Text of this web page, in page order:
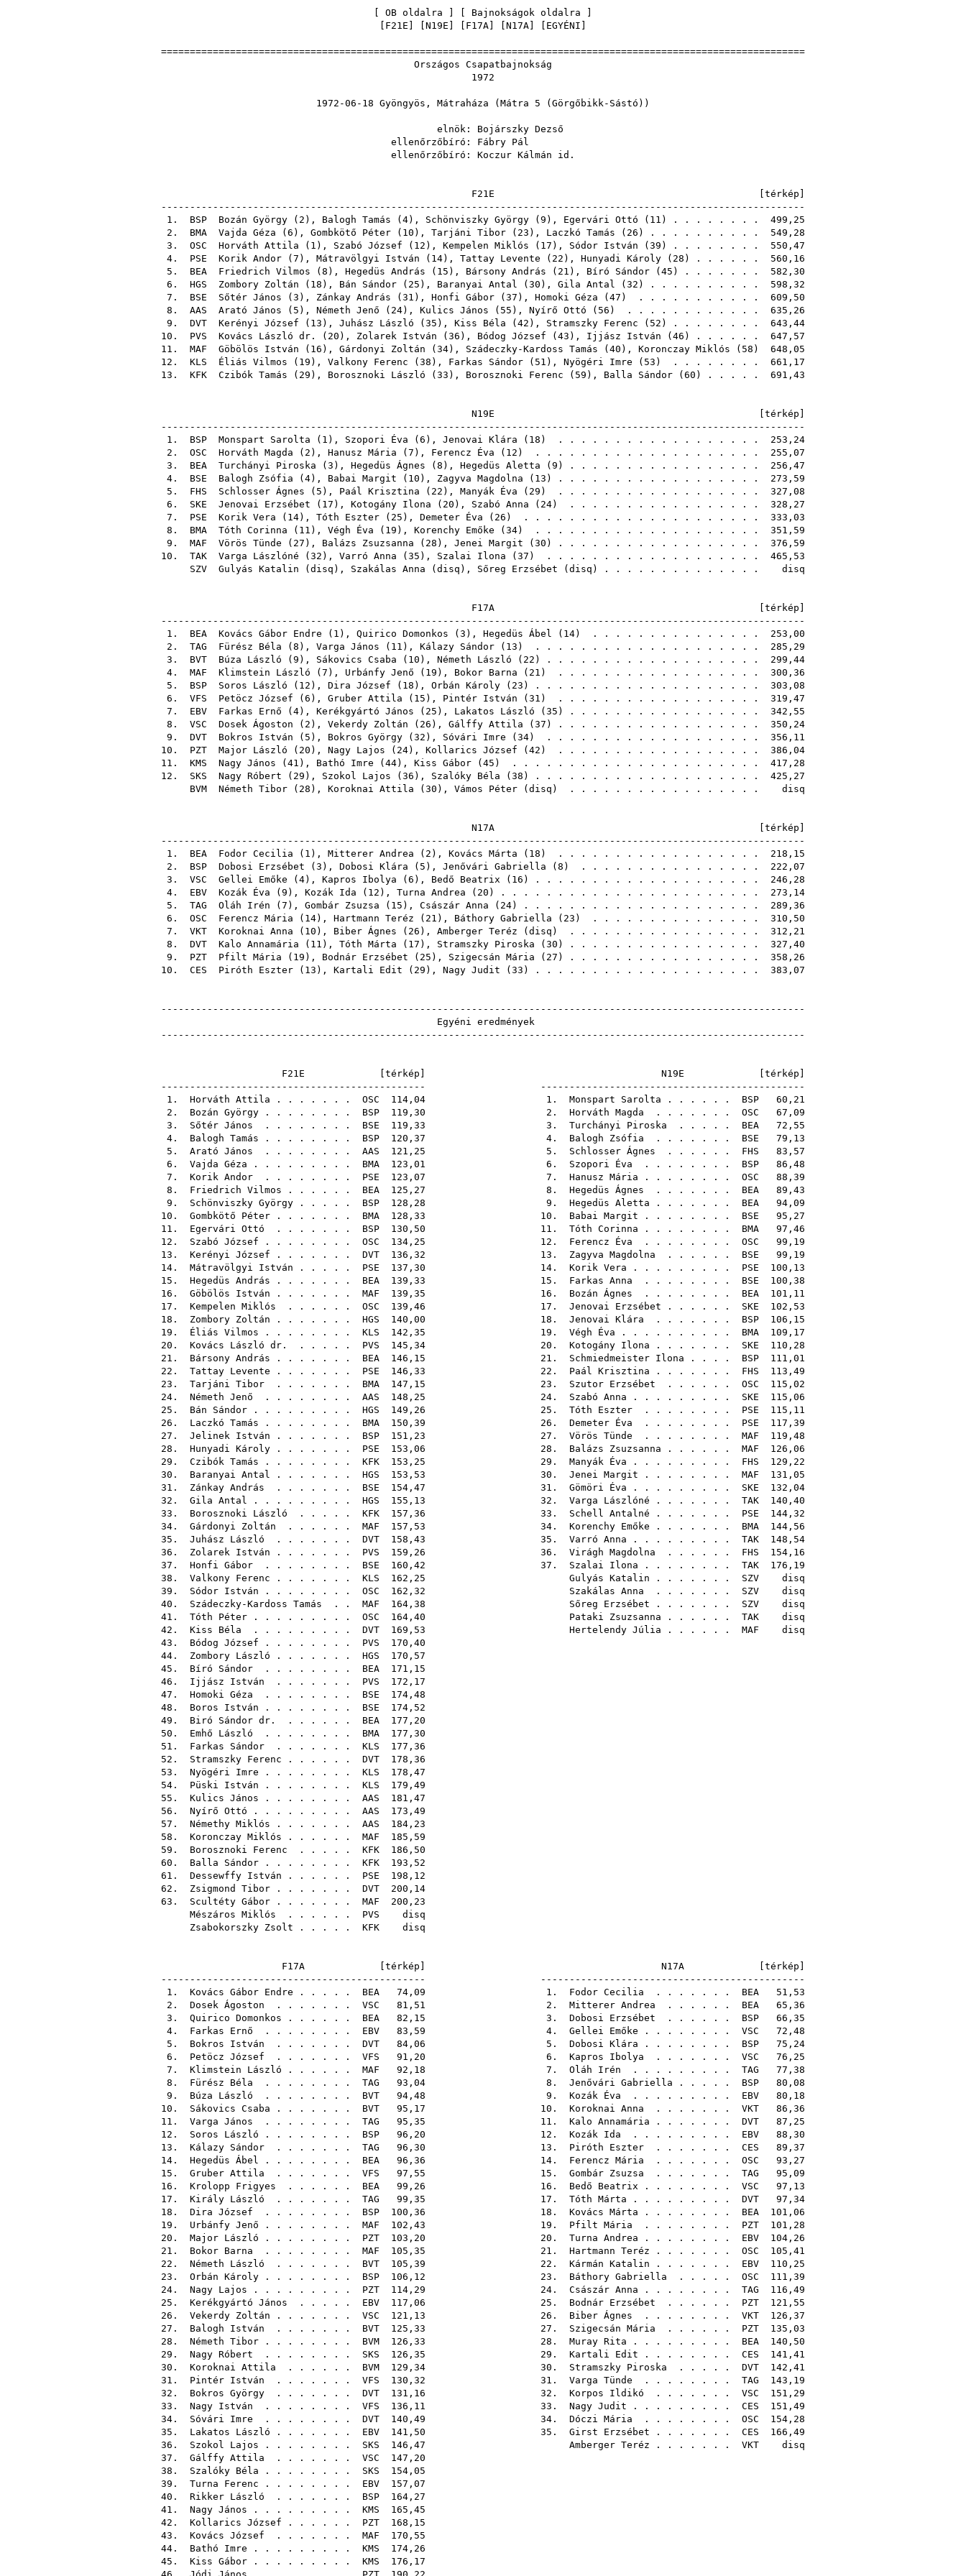
OB oldalra Bajnokságok oldalra
F21E N19E F17A N17A EGYÉNI
================================================================================================================
Országos Csapatbajnokság
1972
1972-06-18 Gyöngyös, Mátraháza (Mátra 5 (Görgőbikk-Sástó))
elnök: Bojárszky Dezső
ellenőrzőbíró: Fábry Pál
ellenőrzőbíró: Koczur Kálmán id.
F21E [ térkép
----------------------------------------------------------------------------------------------------------------
1. BSP Bozán György ( 2 ), Balogh Tamás ( 4), Schönviszky György ( 9 ), Egervári Ottó ( 11 ) . . . . . . . . 499,25
2. BMA Vajda Géza ( 6 ), Gombkötő Péter ( 10 ), Tarjáni Tibor ( 23 ), Laczkó Tamás ( 26 ) . . . . . . . . . . 549,28
3. OSC Horváth Attila ( 1 ), Szabó József ( 12 ), Kempelen Miklós ( 17 ), Sódor István ( 39 ) . . . . . . . . 550,47
4. PSE Korik Andor ( 7 ), Mátravölgyi István ( 14), Tattay Levente ( 22 ), Hunyadi Károly ( 28 ) . . . . . . 560,16
5. BEA Friedrich Vilmos ( 8 ), Hegedüs András ( 15 ), Bársony András ( 21 ), Bíró Sándor ( 45 ) . . . . . . . 582,30
6. HGS Zombory Zoltán ( 18 ), Bán Sándor ( 25 ), Baranyai Antal ( 30 ), Gila Antal ( 32 ) . . . . . . . . . . 598,32
7. BSE Sőtér János ( 3 ), Zánkay András ( 31 ), Honfi Gábor ( 37 ), Homoki Géza ( 47 ) . . . . . . . . . . . 609,50
8. AAS Arató János ( 5 ), Németh Jenő ( 24), Kulics János ( 55 ), Nyírő Ottó ( 56 ) . . . . . . . . . . . . 635,26
9. DVT Kerényi József ( 13 ), Juhász László ( 35 ), Kiss Béla ( 42 ), Stramszky Ferenc ( 52 ) . . . . . . . . 643,44
10. PVS Kovács László dr. ( 20 ), Zolarek István ( 36 ), Bódog József ( 43 ), Ijjász István ( 46 ) . . . . . . 647,57
11. MAF Göbölös István ( 16 ), Gárdonyi Zoltán ( 34), Szádeczky-Kardoss Tamás ( 40 ), Koronczay Miklós ( 58 ) 648,05
12. KLS Éliás Vilmos ( 19 ), Valkony Ferenc ( 38 ), Farkas Sándor ( 51 ), Nyögéri Imre ( 53 ) . . . . . . . . 661,17
13. KFK Czibók Tamás ( 29 ), Borosznoki László ( 33 ), Borosznoki Ferenc ( 59 ), Balla Sándor ( 60 ) . . . . . 691,43
N19E [ térkép
----------------------------------------------------------------------------------------------------------------
1. BSP Monspart Sarolta ( 1 ), Szopori Éva ( 6 ), Jenovai Klára ( 18 ) . . . . . . . . . . . . . . . . . . 253,24
2. OSC Horváth Magda ( 2 ), Hanusz Mária ( 7 ), Ferencz Éva ( 12 ) . . . . . . . . . . . . . . . . . . . . 255,07
3. BEA Turchányi Piroska ( 3 ), Hegedüs Ágnes ( 8 ), Hegedüs Aletta ( 9 ) . . . . . . . . . . . . . . . . . 256,47
4. BSE Balogh Zsófia ( 4), Babai Margit ( 10 ), Zagyva Magdolna ( 13 ) . . . . . . . . . . . . . . . . . . 273,59
5. FHS Schlosser Ágnes ( 5 ), Paál Krisztina ( 22 ), Manyák Éva ( 29 ) . . . . . . . . . . . . . . . . . . 327,08
6. SKE Jenovai Erzsébet ( 17 ), Kotogány Ilona ( 20 ), Szabó Anna ( 24) . . . . . . . . . . . . . . . . . 328,27
7. PSE Korik Vera ( 14), Tóth Eszter ( 25 ), Demeter Éva ( 26 ) . . . . . . . . . . . . . . . . . . . . . 333,03
8. BMA Tóth Corinna ( 11 ), Végh Éva ( 19 ), Korenchy Emőke ( 34) . . . . . . . . . . . . . . . . . . . . 351,59
9. MAF Vörös Tünde ( 27 ), Balázs Zsuzsanna ( 28 ), Jenei Margit ( 30 ) . . . . . . . . . . . . . . . . . . 376,59
10. TAK Varga Lászlóné ( 32 ), Varró Anna ( 35 ), Szalai Ilona ( 37 ) . . . . . . . . . . . . . . . . . . . 465,53
SZV
Gulyás Katalin ( disq ), Szakálas Anna ( disq ), Sőreg Erzsébet ( disq ) . . . . . . . . . . . . . . disq
F17A [ térkép
----------------------------------------------------------------------------------------------------------------
1. BEA Kovács Gábor Endre ( 1 ), Quirico Domonkos ( 3 ), Hegedüs Ábel ( 14) . . . . . . . . . . . . . . . 253,00
2. TAG Fürész Béla ( 8 ), Varga János ( 11 ), Kálazy Sándor ( 13 ) . . . . . . . . . . . . . . . . . . . . 285,29
3. BVT Búza László ( 9 ), Sákovics Csaba ( 10 ), Németh László ( 22 ) . . . . . . . . . . . . . . . . . . . 299,44
4. MAF Klimstein László ( 7 ), Urbánfy Jenő ( 19 ), Bokor Barna ( 21 ) . . . . . . . . . . . . . . . . . . 300,36
5. BSP Soros László ( 12 ), Dira József ( 18 ), Orbán Károly ( 23 ) . . . . . . . . . . . . . . . . . . . . 303,08
6. VFS Petöcz József ( 6 ), Gruber Attila ( 15 ), Pintér István ( 31 ) . . . . . . . . . . . . . . . . . . 319,47
7. EBV Farkas Ernő ( 4), Kerékgyártó János ( 25 ), Lakatos László ( 35 ) . . . . . . . . . . . . . . . . . 342,55
8. VSC Dosek Ágoston ( 2 ), Vekerdy Zoltán ( 26 ), Gálffy Attila ( 37 ) . . . . . . . . . . . . . . . . . . 350,24
9. DVT Bokros István ( 5 ), Bokros György ( 32 ), Sóvári Imre ( 34) . . . . . . . . . . . . . . . . . . . 356,11
10. PZT Major László ( 20 ), Nagy Lajos ( 24), Kollarics József ( 42 ) . . . . . . . . . . . . . . . . . . 386,04
11. KMS Nagy János ( 41 ), Bathó Imre ( 44), Kiss Gábor ( 45 ) . . . . . . . . . . . . . . . . . . . . . . 417,28
12. SKS Nagy Róbert ( 29 ), Szokol Lajos ( 36 ), Szalóky Béla ( 38 ) . . . . . . . . . . . . . . . . . . . . 425,27
BVM
Németh Tibor ( 28 ), Koroknai Attila ( 30 ), Vámos Péter ( disq ) . . . . . . . . . . . . . . . . . disq
N17A [ térkép
----------------------------------------------------------------------------------------------------------------
1. BEA Fodor Cecilia ( 1 ), Mitterer Andrea ( 2 ), Kovács Márta ( 18 ) . . . . . . . . . . . . . . . . . . 218,15
2. BSP Dobosi Erzsébet ( 3 ), Dobosi Klára ( 5 ), Jenővári Gabriella ( 8 ) . . . . . . . . . . . . . . . . 222,07
3. VSC Gellei Emőke ( 4), Kapros Ibolya ( 6 ), Bedő Beatrix ( 16 ) . . . . . . . . . . . . . . . . . . . . 246,28
4. EBV Kozák Éva ( 9 ), Kozák Ida ( 12 ), Turna Andrea ( 20 ) . . . . . . . . . . . . . . . . . . . . . . . 273,14
5. TAG Oláh Irén ( 7 ), Gombár Zsuzsa ( 15 ), Császár Anna ( 24) . . . . . . . . . . . . . . . . . . . . . 289,36
6. OSC Ferencz Mária ( 14), Hartmann Teréz ( 21 ), Báthory Gabriella ( 23 ) . . . . . . . . . . . . . . . 310,50
7. VKT Koroknai Anna ( 10 ), Biber Ágnes ( 26 ), Amberger Teréz ( disq ) . . . . . . . . . . . . . . . . . 312,21
8. DVT Kalo Annamária ( 11 ), Tóth Márta ( 17 ), Stramszky Piroska ( 30 ) . . . . . . . . . . . . . . . . . 327,40
9. PZT Pfilt Mária ( 19 ), Bodnár Erzsébet ( 25 ), Szigecsán Mária ( 27 ) . . . . . . . . . . . . . . . . . 358,26
10. CES Piróth Eszter ( 13 ), Kartali Edit ( 29 ), Nagy Judit ( 33 ) . . . . . . . . . . . . . . . . . . . . 383,07
----------------------------------------------------------------------------------------------------------------
Egyéni eredmények
----------------------------------------------------------------------------------------------------------------
F21E [ térkép N19E [ térkép
---------------------------------------------- ----------------------------------------------
1. Horváth Attila . . . . . . . OSC 114,04 1. Monspart Sarolta . . . . . . BSP 60,21
2. Bozán György . . . . . . . . BSP 119,30 2. Horváth Magda . . . . . . . OSC 67,09
3. Sőtér János . . . . . . . . BSE 119,33 3. Turchányi Piroska . . . . . BEA 72,55
4. Balogh Tamás . . . . . . . . BSP 120,37 4. Balogh Zsófia . . . . . . . BSE 79,13
5. Arató János . . . . . . . . AAS 121,25 5. Schlosser Ágnes . . . . . . FHS 83,57
6. Vajda Géza . . . . . . . . . BMA 123,01 6. Szopori Éva . . . . . . . . BSP 86,48
7. Korik Andor . . . . . . . . PSE 123,07 7. Hanusz Mária . . . . . . . . OSC 88,39
8. Friedrich Vilmos . . . . . . BEA 125,27 8. Hegedüs Ágnes . . . . . . . BEA 89,43
9. Schönviszky György . . . . . BSP 128,28 9. Hegedüs Aletta . . . . . . . BEA 94,09
10. Gombkötő Péter . . . . . . . BMA 128,33 10. Babai Margit . . . . . . . . BSE 95,27
11. Egervári Ottó . . . . . . . BSP 130,50 11. Tóth Corinna . . . . . . . . BMA 97,46
12. Szabó József . . . . . . . . OSC 134,25 12. Ferencz Éva . . . . . . . . OSC 99,19
13. Kerényi József . . . . . . . DVT 136,32 13. Zagyva Magdolna . . . . . . BSE 99,19
14. Mátravölgyi István . . . . . PSE 137,30 14. Korik Vera . . . . . . . . . PSE 100,13
15. Hegedüs András . . . . . . . BEA 139,33 15. Farkas Anna . . . . . . . . BSE 100,38
16. Göbölös István . . . . . . . MAF 139,35 16. Bozán Ágnes . . . . . . . . BEA 101,11
17. Kempelen Miklós . . . . . . OSC 139,46 17. Jenovai Erzsébet . . . . . . SKE 102,53
18. Zombory Zoltán . . . . . . . HGS 140,00 18. Jenovai Klára . . . . . . . BSP 106,15
19. Éliás Vilmos . . . . . . . . KLS 142,35 19. Végh Éva . . . . . . . . . . BMA 109,17
20. Kovács László dr. . . . . . PVS 145,34 20. Kotogány Ilona . . . . . . . SKE 110,28
21. Bársony András . . . . . . . BEA 146,15 21. Schmiedmeister Ilona . . . . BSP 111,01
22. Tattay Levente . . . . . . . PSE 146,33 22. Paál Krisztina . . . . . . . FHS 113,49
23. Tarjáni Tibor . . . . . . . BMA 147,15 23. Szutor Erzsébet . . . . . . OSC 115,02
24. Németh Jenő . . . . . . . . AAS 148,25 24. Szabó Anna . . . . . . . . . SKE 115,06
25. Bán Sándor . . . . . . . . . HGS 149,26 25. Tóth Eszter . . . . . . . . PSE 115,11
26. Laczkó Tamás . . . . . . . . BMA 150,39 26. Demeter Éva . . . . . . . . PSE 117,39
27. Jelinek István . . . . . . . BSP 151,23 27. Vörös Tünde . . . . . . . . MAF 119,48
28. Hunyadi Károly . . . . . . . PSE 153,06 28. Balázs Zsuzsanna . . . . . . MAF 126,06
29. Czibók Tamás . . . . . . . . KFK 153,25 29. Manyák Éva . . . . . . . . . FHS 129,22
30. Baranyai Antal . . . . . . . HGS 153,53 30. Jenei Margit . . . . . . . . MAF 131,05
31. Zánkay András . . . . . . . BSE 154,47 31. Gömöri Éva . . . . . . . . . SKE 132,04
32. Gila Antal . . . . . . . . . HGS 155,13 32. Varga Lászlóné . . . . . . . TAK 140,40
33. Borosznoki László . . . . . KFK 157,36 33. Schell Antalné . . . . . . . PSE 144,32
34. Gárdonyi Zoltán . . . . . . MAF 157,53 34. Korenchy Emőke . . . . . . . BMA 144,56
35. Juhász László . . . . . . . DVT 158,43 35. Varró Anna . . . . . . . . . TAK 148,54
36. Zolarek István . . . . . . . PVS 159,26 36. Virágh Magdolna . . . . . . FHS 154,16
37. Honfi Gábor . . . . . . . . BSE 160,42 37. Szalai Ilona . . . . . . . . TAK 176,19
38. Valkony Ferenc . . . . . . . KLS 162,25 Gulyás Katalin . . . . . . . SZV disq
39. Sódor István . . . . . . . . OSC 162,32 Szakálas Anna . . . . . . . SZV disq
40. Szádeczky-Kardoss Tamás . . MAF 164,38 Sőreg Erzsébet . . . . . . . SZV disq
41. Tóth Péter . . . . . . . . . OSC 164,40 Pataki Zsuzsanna . . . . . . TAK disq
42. Kiss Béla . . . . . . . . . DVT 169,53 Hertelendy Júlia . . . . . . MAF disq
43. Bódog József . . . . . . . . PVS 170,40
44. Zombory László . . . . . . . HGS 170,57
45. Bíró Sándor . . . . . . . . BEA 171,15
46. Ijjász István . . . . . . . PVS 172,17
47. Homoki Géza . . . . . . . . BSE 174,48
48. Boros István . . . . . . . . BSE 174,52
49. Biró Sándor dr. . . . . . . BEA 177,20
50. Emhő László . . . . . . . . BMA 177,30
51. Farkas Sándor . . . . . . . KLS 177,36
52. Stramszky Ferenc . . . . . . DVT 178,36
53. Nyögéri Imre . . . . . . . . KLS 178,47
54. Püski István . . . . . . . . KLS 179,49
55. Kulics János . . . . . . . . AAS 181,47
56. Nyírő Ottó . . . . . . . . . AAS 173,49
57. Némethy Miklós . . . . . . . AAS 184,23
58. Koronczay Miklós . . . . . . MAF 185,59
59. Borosznoki Ferenc . . . . . KFK 186,50
60. Balla Sándor . . . . . . . . KFK 193,52
61. Dessewffy István . . . . . . PSE 198,12
62. Zsigmond Tibor . . . . . . . DVT 200,14
63. Scultéty Gábor . . . . . . . MAF 200,23
Mészáros Miklós . . . . . . PVS disq
Zsabokorszky Zsolt . . . . . KFK disq
F17A [ térkép N17A [ térkép
---------------------------------------------- ----------------------------------------------
1. Kovács Gábor Endre . . . . . BEA 74,09 1. Fodor Cecilia . . . . . . . BEA 51,53
2. Dosek Ágoston . . . . . . . VSC 81,51 2. Mitterer Andrea . . . . . . BEA 65,36
3. Quirico Domonkos . . . . . . BEA 82,15 3. Dobosi Erzsébet . . . . . . BSP 66,35
4. Farkas Ernő . . . . . . . . EBV 83,59 4. Gellei Emőke . . . . . . . . VSC 72,48
5. Bokros István . . . . . . . DVT 84,06 5. Dobosi Klára . . . . . . . . BSP 75,24
6. Petöcz József . . . . . . . VFS 91,20 6. Kapros Ibolya . . . . . . . VSC 76,25
7. Klimstein László . . . . . . MAF 92,18 7. Oláh Irén . . . . . . . . . TAG 77,38
8. Fürész Béla . . . . . . . . TAG 93,04 8. Jenővári Gabriella . . . . . BSP 80,08
9. Búza László . . . . . . . . BVT 94,48 9. Kozák Éva . . . . . . . . . EBV 80,18
10. Sákovics Csaba . . . . . . . BVT 95,17 10. Koroknai Anna . . . . . . . VKT 86,36
11. Varga János . . . . . . . . TAG 95,35 11. Kalo Annamária . . . . . . . DVT 87,25
12. Soros László . . . . . . . . BSP 96,20 12. Kozák Ida . . . . . . . . . EBV 88,30
13. Kálazy Sándor . . . . . . . TAG 96,30 13. Piróth Eszter . . . . . . . CES 89,37
14. Hegedüs Ábel . . . . . . . . BEA 96,36 14. Ferencz Mária . . . . . . . OSC 93,27
15. Gruber Attila . . . . . . . VFS 97,55 15. Gombár Zsuzsa . . . . . . . TAG 95,09
16. Krolopp Frigyes . . . . . . BEA 99,26 16. Bedő Beatrix . . . . . . . . VSC 97,13
17. Király László . . . . . . . TAG 99,35 17. Tóth Márta . . . . . . . . . DVT 97,34
18. Dira József . . . . . . . . BSP 100,36 18. Kovács Márta . . . . . . . . BEA 101,06
19. Urbánfy Jenő . . . . . . . . MAF 102,43 19. Pfilt Mária . . . . . . . . PZT 101,28
20. Major László . . . . . . . . PZT 103,20 20. Turna Andrea . . . . . . . . EBV 104,26
21. Bokor Barna . . . . . . . . MAF 105,35 21. Hartmann Teréz . . . . . . . OSC 105,41
22. Németh László . . . . . . . BVT 105,39 22. Kármán Katalin . . . . . . . EBV 110,25
23. Orbán Károly . . . . . . . . BSP 106,12 23. Báthory Gabriella . . . . . OSC 111,39
24. Nagy Lajos . . . . . . . . . PZT 114,29 24. Császár Anna . . . . . . . . TAG 116,49
25. Kerékgyártó János . . . . . EBV 117,06 25. Bodnár Erzsébet . . . . . . PZT 121,55
26. Vekerdy Zoltán . . . . . . . VSC 121,13 26. Biber Ágnes . . . . . . . . VKT 126,37
27. Balogh István . . . . . . . BVT 125,33 27. Szigecsán Mária . . . . . . PZT 135,03
28. Németh Tibor . . . . . . . . BVM 126,33 28. Muray Rita . . . . . . . . . BEA 140,50
29. Nagy Róbert . . . . . . . . SKS 126,35 29. Kartali Edit . . . . . . . . CES 141,41
30. Koroknai Attila . . . . . . BVM 129,34 30. Stramszky Piroska . . . . . DVT 142,41
31. Pintér István . . . . . . . VFS 130,32 31. Varga Tünde . . . . . . . . TAG 143,19
32. Bokros György . . . . . . . DVT 131,16 32. Korpos Ildikó . . . . . . . VSC 151,29
33. Nagy István . . . . . . . . VFS 136,11 33. Nagy Judit . . . . . . . . . CES 151,49
34. Sóvári Imre . . . . . . . . DVT 140,49 34. Dóczi Mária . . . . . . . . OSC 154,28
35. Lakatos László . . . . . . . EBV 141,50 35. Girst Erzsébet . . . . . . . CES 166,49
36. Szokol Lajos . . . . . . . . SKS 146,47 Amberger Teréz . . . . . . . VKT disq
37. Gálffy Attila . . . . . . . VSC 147,20
38. Szalóky Béla . . . . . . . . SKS 154,05
39. Turna Ferenc . . . . . . . . EBV 157,07
40. Rikker László . . . . . . . BSP 164,27
41. Nagy János . . . . . . . . . KMS 165,45
42. Kollarics József . . . . . . PZT 168,15
43. Kovács József . . . . . . . MAF 170,55
44. Bathó Imre . . . . . . . . . KMS 174,26
45. Kiss Gábor . . . . . . . . . KMS 176,17